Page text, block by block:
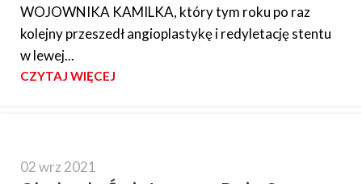
WOJOWNIKA KAMILKA, który tym roku po raz
kolejny przeszedł angioplastykę i redyletację stentu
w lewej...
CZYTAJ WIĘCEJ
02 wrz 2021